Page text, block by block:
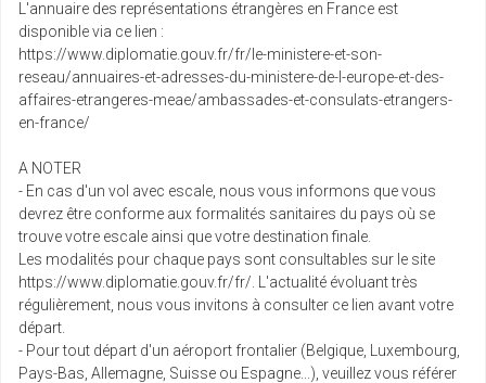
L'annuaire des représentations étrangères en France est
disponible via ce lien :
https://www.diplomatie.gouv.fr/fr/le-ministere-et-son-
reseau/annuaires-et-adresses-du-ministere-de-l-europe-et-des-
affaires-etrangeres-meae/ambassades-et-consulats-etrangers-
en-france/
A NOTER
- En cas d'un vol avec escale, nous vous informons que vous
devrez être conforme aux formalités sanitaires du pays où se
trouve votre escale ainsi que votre destination finale.
Les modalités pour chaque pays sont consultables sur le site
https://www.diplomatie.gouv.fr/fr/. L'actualité évoluant très
régulièrement, nous vous invitons à consulter ce lien avant votre
départ.
- Pour tout départ d'un aéroport frontalier (Belgique, Luxembourg,
Pays-Bas, Allemagne, Suisse ou Espagne...), veuillez vous référer